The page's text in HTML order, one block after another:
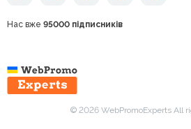
Нас вже 95000 підписників
© 2026 WebPromoExperts All